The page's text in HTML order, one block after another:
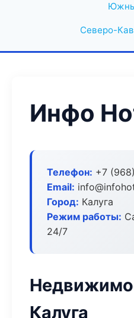
Северо-
Инфо
Телефон: +7
Email:
Город: Калуга
Режим работы:
24/7
Калуга